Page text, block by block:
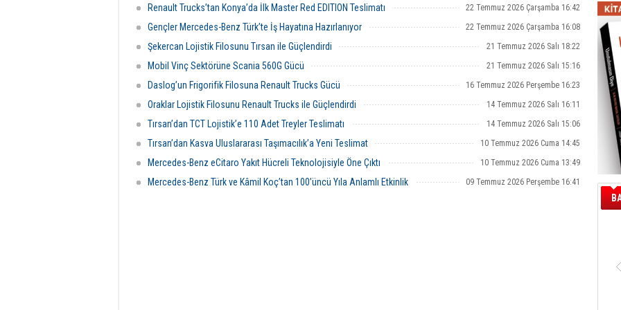
altında sunuyor.
filosuna kattı.
Renault Trucks’tan Konya’da İlk Master Red EDITION Teslimatı 22 Temmuz 2026 Çarşamba 16:42
Gençler Mercedes-Benz Türk’te İş Hayatına Hazırlanıyor 22 Temmuz 2026 Çarşamba 16:08
Şekercan Lojistik Filosunu Tırsan ile Güçlendirdi 21 Temmuz 2026 Salı 18:22
Mobil Vinç Sektörüne Scania 560G Gücü 21 Temmuz 2026 Salı 15:16
Daslog’un Frigorifik Filosuna Renault Trucks Gücü 16 Temmuz 2026 Perşembe 16:23
Oraklar Lojistik Filosunu Renault Trucks ile Güçlendirdi 14 Temmuz 2026 Salı 16:11
Tırsan’dan TCT Lojistik’e 110 Adet Treyler Teslimatı 14 Temmuz 2026 Salı 15:06
Tırsan’dan Kasva Uluslararası Taşımacılık’a Yeni Teslimat 10 Temmuz 2026 Cuma 14:45
Mercedes-Benz eCitaro Yakıt Hücreli Teknolojisiyle Öne Çıktı 10 Temmuz 2026 Cuma 13:49
Mercedes-Benz Türk ve Kâmil Koç’tan 100’üncü Yıla Anlamlı Etkinlik 09 Temmuz 2026 Perşembe 16:41